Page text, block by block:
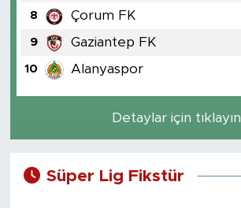
8 Çorum FK
9 Gaziantep FK
10 Alanyaspor
Detaylar için tıklayın
Süper Lig Fikstür